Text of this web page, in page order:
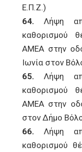
Ε.Π.Ζ.)
64. Λήψη
καθορισμού
ΑΜΕΑ στην
Ιωνία στον
65. Λήψη
καθορισμού
ΑΜΕΑ στην
στον Δήμο
66. Λήψη
καθορισμού